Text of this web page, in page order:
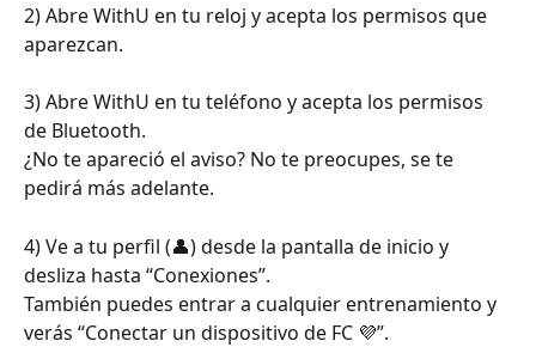
2) Abre WithU en tu reloj y acepta los permisos que
aparezcan.
3) Abre WithU en tu teléfono y acepta los permisos
de Bluetooth.
¿No te apareció el aviso? No te preocupes, se te
pedirá más adelante.
4) Ve a tu perfil (👤) desde la pantalla de inicio y
desliza hasta “Conexiones”.
También puedes entrar a cualquier entrenamiento y
verás “Conectar un dispositivo de FC 💜”.